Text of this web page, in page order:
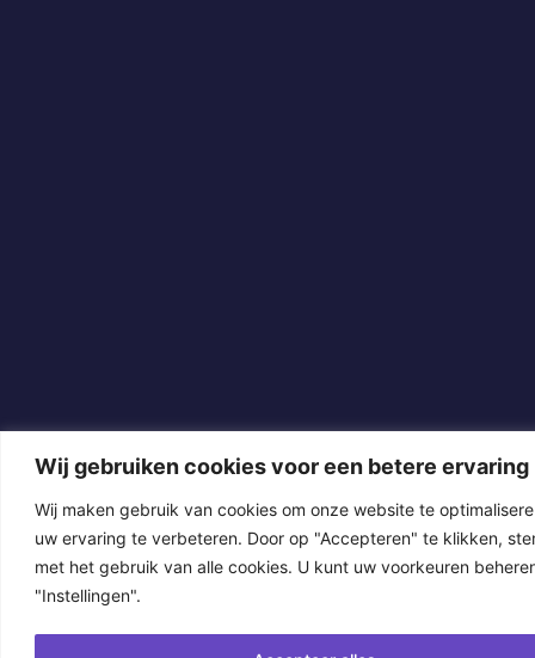
Wij gebruiken cookies voor een betere ervaring
Wij maken gebruik van cookies om onze website te
uw ervaring te verbeteren. Door op "Accepteren" te klikken,
met het gebruik van alle cookies. U kunt uw voorkeuren
"Instellingen".